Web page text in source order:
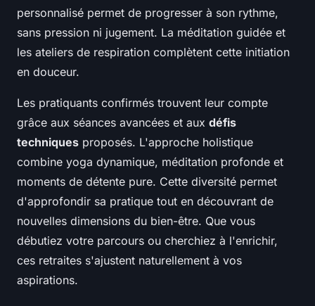
personnalisé permet de progresser à son rythme,
sans pression ni jugement. La méditation guidée et
les ateliers de respiration complètent cette initiation
en douceur.
Les pratiquants confirmés trouvent leur compte
grâce aux séances avancées et aux défis
techniques proposés. L'approche holistique
combine yoga dynamique, méditation profonde et
moments de détente pure. Cette diversité permet
d'approfondir sa pratique tout en découvrant de
nouvelles dimensions du bien-être. Que vous
débutiez votre parcours ou cherchiez à l'enrichir,
ces retraites s'ajustent naturellement à vos
aspirations.